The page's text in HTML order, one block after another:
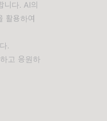
다. AI의
활용하여
.
고 응원하